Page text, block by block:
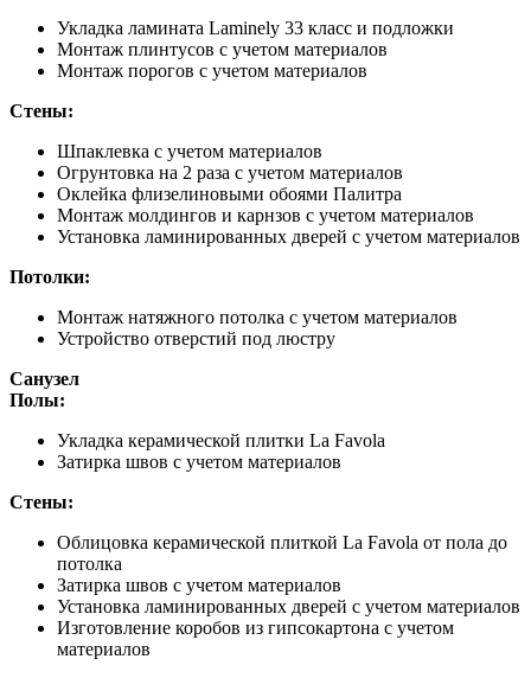
Укладка ламината Laminely 33 класс и подложки
Монтаж плинтусов с учетом материалов
Монтаж порогов с учетом материалов
Стены:
Шпаклевка с учетом материалов
Огрунтовка на 2 раза с учетом материалов
Оклейка флизелиновыми обоями Палитра
Монтаж молдингов и карнзов с учетом материалов
Установка ламинированных дверей с учетом материалов
Потолки:
Монтаж натяжного потолка с учетом материалов
Устройство отверстий под люстру
Санузел
Полы:
Укладка керамической плитки La Favola
Затирка швов с учетом материалов
Стены:
Облицовка керамической плиткой La Favola от пола до
потолка
Затирка швов с учетом материалов
Установка ламинированных дверей с учетом материалов
Изготовление коробов из гипсокартона с учетом
материалов